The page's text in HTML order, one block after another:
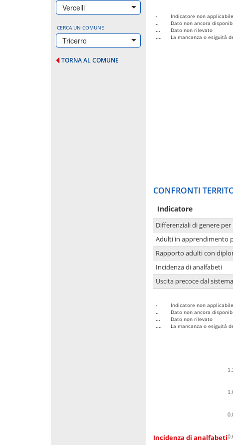
Vercelli
CERCA UN COMUNE
Tricerro
TORNA AL COMUNE
-
Indicatore non
..
Dato non ancora
...
Dato non rilevato
....
La mancanza o esiguità
CONFRONTI
Indicatore
Differenziali di genere
Adulti in apprendimento
Rapporto adulti con
Incidenza di analfabeti
Uscita precoce dal
-
Indicatore non
..
Dato non ancora
...
Dato non rilevato
....
La mancanza o esiguità
Incidenza di analfabeti